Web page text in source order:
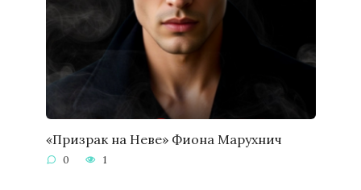
«Призрак на Неве» Фиона Марухнич
0 1